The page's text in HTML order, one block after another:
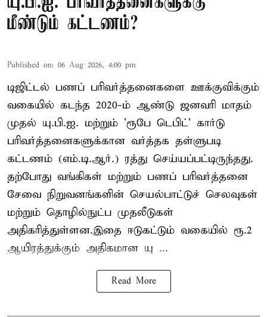
மீண்டும் கட்டணம்?
Published on: 06 Aug 2026, 4:00 pm
டிஜிட்டல் பணப் பரிவர்த்தனைகளை ஊக்குவிக்கும்
வகையில் கடந்த 2020-ம் ஆண்டு ஜனவரி மாதம்
முதல் யு.பி.ஐ. மற்றும் 'ரூபே டெபிட்' கார்டு
பரிவர்த்தனைகளுக்கான வர்த்தக தள்ளுபடி
கட்டணம் (எம்.டி.ஆர்.) ரத்து செய்யப்பட்டிருந்தது.
தற்போது வங்கிகள் மற்றும் பணப் பரிவர்த்தனை
சேவை நிறுவனங்களின் செயல்பாட்டுச் செலவுகள்
மற்றும் தொழில்நுட்ப முதலீடுகள்
அதிகரித்துள்ளன.இதை ஈடுகட்டும் வகையில் ரூ.2
ஆயிரத்துக்கும் அதிகமான யு ...
Read More